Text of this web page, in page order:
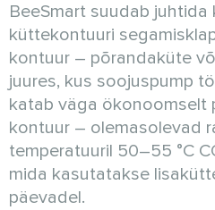
BeeSmart suudab
küttekontuuri
kontuur – põrandaküte
juures, kus soojuspump
katab väga ökonoomselt
kontuur – olemasolevad
temperatuuril 50–55 °C
mida kasutatakse
päevadel.